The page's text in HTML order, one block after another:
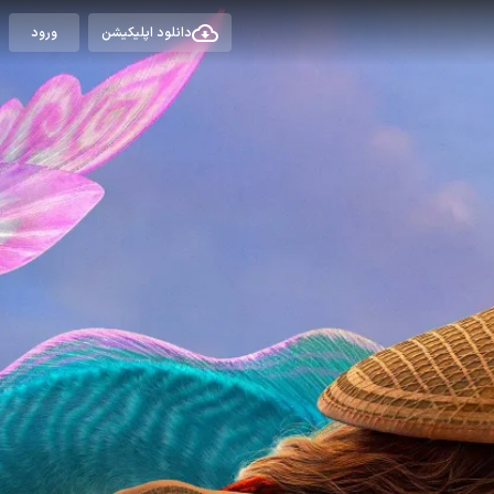
دانلود اپلیکیشن ورود